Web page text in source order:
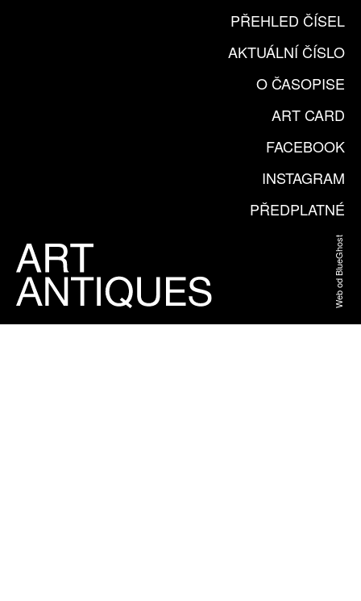
PŘEHLED ČÍSEL
AKTUÁLNÍ ČÍSLO
O ČASOPISE
ART CARD
FACEBOOK
INSTAGRAM
PŘEDPLATNÉ
Web od BlueGhost